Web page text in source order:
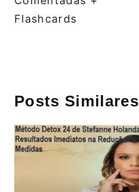
Flashcards
Posts Similares